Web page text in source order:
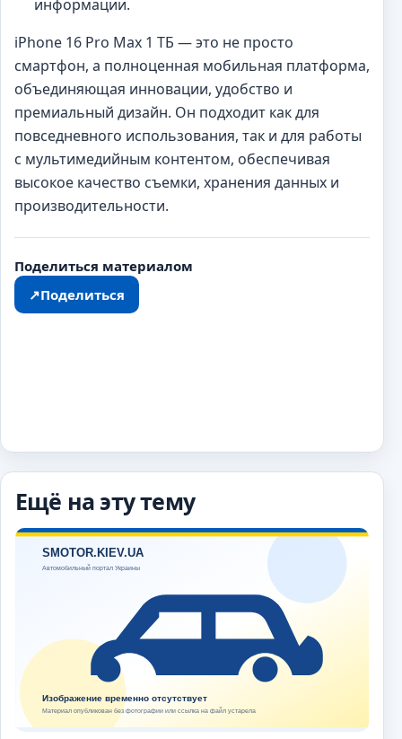
информации.
iPhone 16 Pro Max 1 ТБ — это не просто
смартфон, а полноценная мобильная платформа,
объединяющая инновации, удобство и
премиальный дизайн. Он подходит как для
повседневного использования, так и для работы
с мультимедийным контентом, обеспечивая
высокое качество съемки, хранения данных и
производительности.
Поделиться материалом
↗Поделиться
Ещё на эту тему